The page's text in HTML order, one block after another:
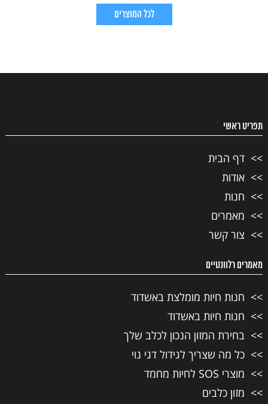
לכל המוצרים
תפריט ראשי
דף הבית
אודות
חנות
מאמרים
צור קשר
מאמרים רלוונטיים
חנות חיות מומלצת באשדוד
חנות חיות באשדוד
בחירת המזון הנכון לכלב שלך
כל מה שצריך לגידול דגי נוי
מוצרי SOS לחיות מחמד
מזון כלבים